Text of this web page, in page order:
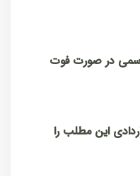
رسمی در صورت فوت
این مطلب را